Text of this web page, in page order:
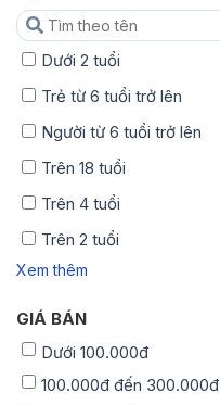
Dưới 2 tuổi
Trẻ từ 6 tuổi trở lên
Người từ 6 tuổi trở lên
Trên 18 tuổi
Trên 4 tuổi
Trên 2 tuổi
Xem thêm
GIÁ BÁN
Dưới 100.000đ
100.000đ đến 300.000đ